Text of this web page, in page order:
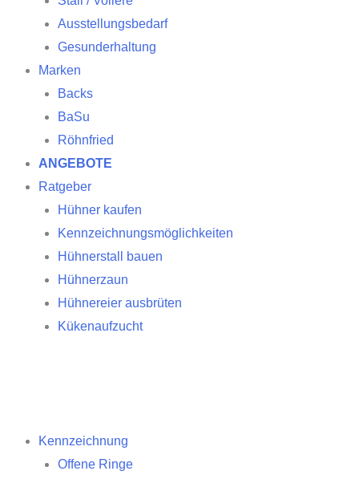
Ausstellungsbedarf
Gesunderhaltung
Marken
Backs
BaSu
Röhnfried
ANGEBOTE
Ratgeber
Hühner kaufen
Kennzeichnungsmöglichkeiten
Hühnerstall bauen
Hühnerzaun
Hühnereier ausbrüten
Kükenaufzucht
Kennzeichnung
Offene Ringe